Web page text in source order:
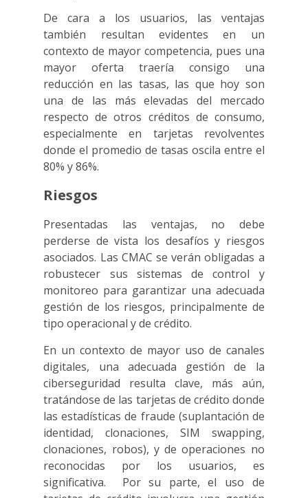
De cara a los usuarios, las ventajas
también resultan evidentes en un
contexto de mayor competencia, pues una
mayor oferta traería consigo una
reducción en las tasas, las que hoy son
una de las más elevadas del mercado
respecto de otros créditos de consumo,
especialmente en tarjetas revolventes
donde el promedio de tasas oscila entre el
80% y 86%.
Riesgos
Presentadas las ventajas, no debe
perderse de vista los desafíos y riesgos
asociados. Las CMAC se verán obligadas a
robustecer sus sistemas de control y
monitoreo para garantizar una adecuada
gestión de los riesgos, principalmente de
tipo operacional y de crédito.
En un contexto de mayor uso de canales
digitales, una adecuada gestión de la
ciberseguridad resulta clave, más aún,
tratándose de las tarjetas de crédito donde
las estadísticas de fraude (suplantación de
identidad, clonaciones, SIM swapping,
clonaciones, robos), y de operaciones no
reconocidas por los usuarios, es
significativa. Por su parte, el uso de